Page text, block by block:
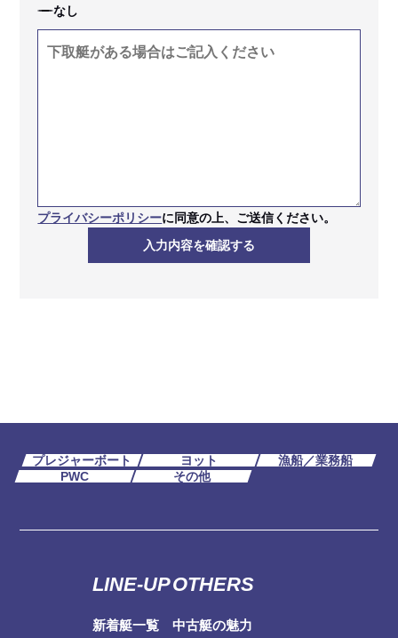
なし
プライバシーポリシーに同意の上、ご送信ください。
プレジャーボート ヨット
漁船／業務船
PWC
その他
LINE-UP
新着艇一覧
OTHERS
中古艇の魅力